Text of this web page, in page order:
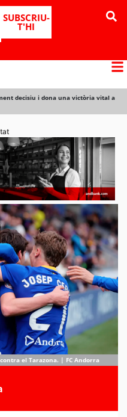
SUBSCRIU-
T'HI
decisiu i dona una victòria vital a
el Tarazona. | FC Andorra